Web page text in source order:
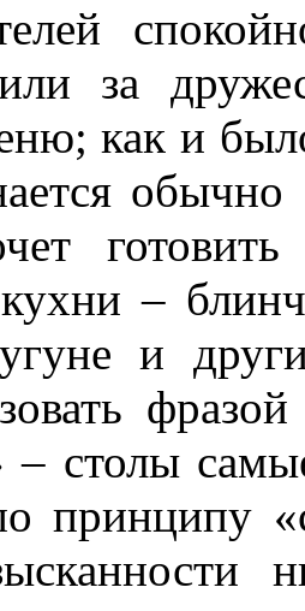
за
как и
обычно
–
и
– столы
принципу